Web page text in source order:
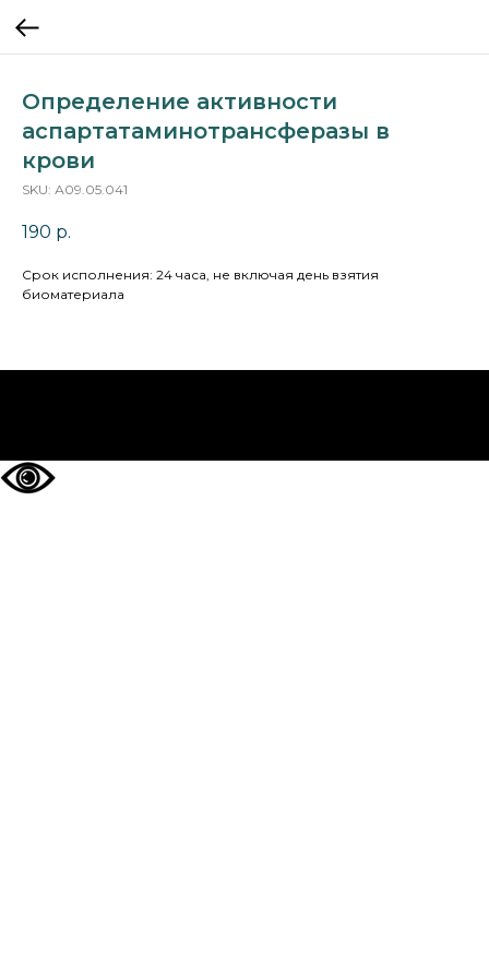
Определение активности
аспартатаминотрансферазы в
крови
SKU: А09.05.041
190 р.
Срок исполнения: 24 часа, не включая день взятия
биоматериала